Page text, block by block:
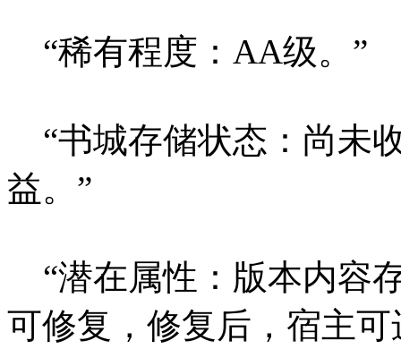
“稀有程度：AA级。”
“书城存储状态：尚未
益。”
“潜在属性：版本内容
可修复，修复后，宿主